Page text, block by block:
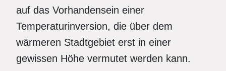
auf das Vorhandensein einer
Temperaturinversion, die über dem
wärmeren Stadtgebiet erst in einer
gewissen Höhe vermutet werden kann.